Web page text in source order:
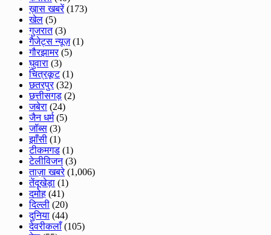
ख़ास खबरें(173)
खेल (5)
गुजरात(3)
गैजेट्स न्यूज़(1)
गौरझामर(5)
घुवारा (3)
चित्रकूट(1)
छतरपुर(32)
छत्तीसगड़ (2)
जबेरा (24)
जैन धर्म(5)
जॉब्स (3)
झाँसी (1)
टीकमगड (1)
टेलीविजन(3)
ताज़ा खबरे(1,006)
तेंदूखेड़ा (1)
दमोह (41)
दिल्ली (20)
दुनिया (44)
देवरीकलाँ(105)